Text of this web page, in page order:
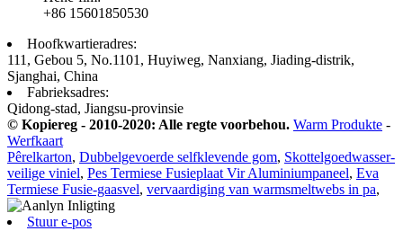
+86 15601850530
Hoofkwartieradres:
111, Gebou 5, No.1101, Huyiweg, Nanxiang, Jiading-distrik,
Sjanghai, China
Fabrieksadres:
Qidong-stad, Jiangsu-provinsie
© Kopiereg - 2010-2020: Alle regte voorbehou. Warm Produkte -
Werfkaart
Pêrelkarton, Dubbelgevoerde selfklevende gom, Skottelgoedwasser-
veilige viniel, Pes Termiese Fusieplaat Vir Aluminiumpaneel, Eva
Termiese Fusie-gaasvel, vervaardiging van warmsmeltwebs in pa,
Stuur e-pos